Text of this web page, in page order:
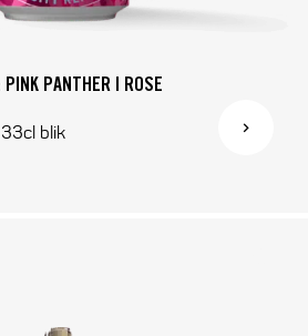
PANTHER | ROSE
33cl blik